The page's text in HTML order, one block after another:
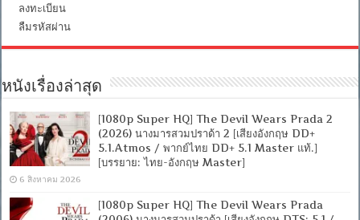
ไทย
ไทย
From
+ซับ
PGS
คม
ชัด]
[MASTER]
[MKV]
ลงทะเบียน
ลืมรหัสผ่าน
หนังเรื่องล่าสุด
[1080p Super HQ] The Devil Wears Prada 2
(2026) นางมารสวมปราด้า 2 [เสียงอังกฤษ DD+
5.1.Atmos / พากย์ไทย DD+ 5.1 Master แท้.]
[บรรยาย: ไทย-อังกฤษ Master]
6 สิงหาคม 2026
[1080p Super HQ] The Devil Wears Prada